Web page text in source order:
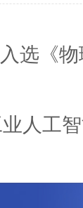
选《
人工